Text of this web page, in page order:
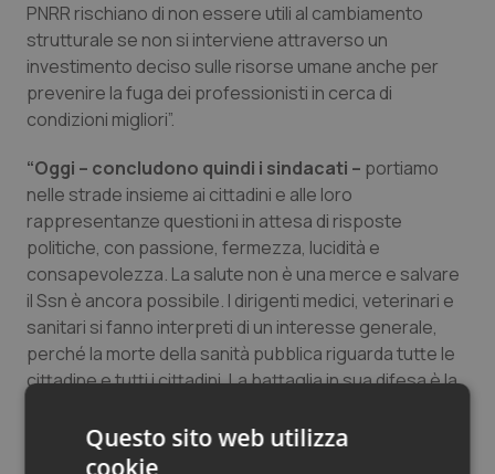
PNRR rischiano di non essere utili al cambiamento
strutturale se non si interviene attraverso un
investimento deciso sulle risorse umane anche per
prevenire la fuga dei professionisti in cerca di
condizioni migliori”.
“Oggi – concludono quindi i sindacati – portiamo
nelle strade insieme ai cittadini e alle loro
rappresentanze questioni in attesa di risposte
politiche, con passione, fermezza, lucidità e
consapevolezza. La salute non è una merce e salvare
il Ssn è ancora possibile. I dirigenti medici, veterinari e
sanitari si fanno interpreti di un interesse generale,
perché la morte della sanità pubblica riguarda tutte le
cittadine e tutti i cittadini. La battaglia in sua difesa è la
onorare l’articolo 32 della Costituzione”.
Questo sito web utilizza
cookie